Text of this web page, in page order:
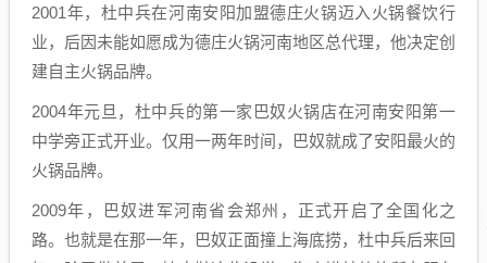
2001年，杜中兵在河南安阳加盟德庄火锅迈入火锅餐饮行
业，后因未能如愿成为德庄火锅河南地区总代理，他决定创
建自主火锅品牌。
2004年元旦，杜中兵的第一家巴奴火锅店在河南安阳第一
中学旁正式开业。仅用一两年时间，巴奴就成了安阳最火的
火锅品牌。
2009年，巴奴进军河南省会郑州，正式开启了全国化之
路。也就是在那一年，巴奴正面撞上海底捞，杜中兵后来回